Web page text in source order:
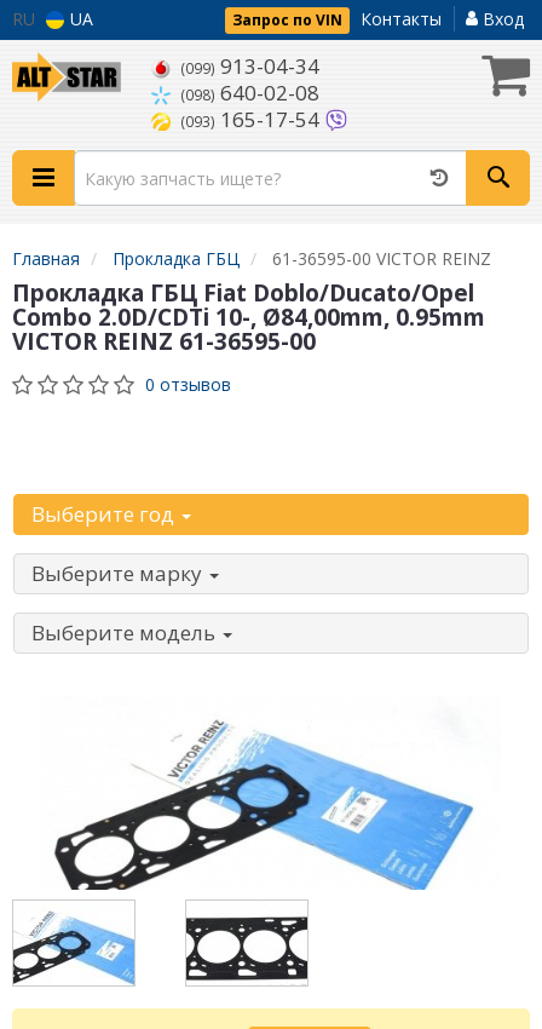
RU UA Запрос по VIN Контакты Вход
(099) 913-04-34
(098) 640-02-08
(093) 165-17-54
Главная Прокладка ГБЦ 61-36595-00 VICTOR REINZ
Прокладка ГБЦ Fiat Doblo/Ducato/Opel
Combo 2.0D/CDTi 10-, Ø84,00mm, 0.95mm
VICTOR REINZ 61-36595-00
0 отзывов
Выберите год
Выберите марку
Выберите модель